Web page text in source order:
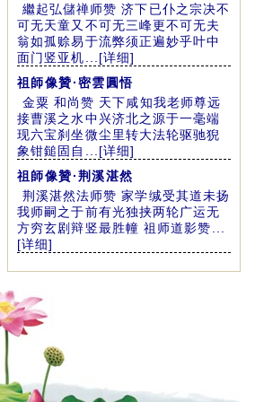
繼起弘儲禅师赞 济下已仆之宗决不
可无天童又不可无三峰更不可无夫
翁如孤赊易于流弊须正遍妙乎叶中
面门竖亚机...[详细]
祖師像贊·密雲圓悟
金粟 和尚赞 天下咸知我老师尊远
接曹溪之水中兴济北之源于一毫端
现六宝刹坐微尘里转大法轮驱驰猊
象钳鎚固自...[详细]
祖師像贊·荆溪湛然
荆溪湛然法师赞 家学缄受其道未扬
我师嗣之于前有光独挟两轮广运无
方穷玄剧辩竖最胜幢 祖师道影赞...
[详细]